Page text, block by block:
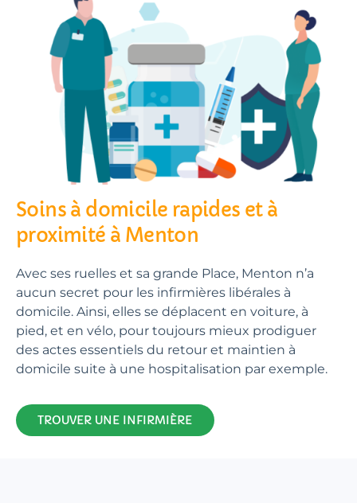
Soins à domicile rapides et à
proximité à Menton
Avec ses ruelles et sa grande Place, Menton n’a
aucun secret pour les infirmières libérales à
domicile. Ainsi, elles se déplacent en voiture, à
pied, et en vélo, pour toujours mieux prodiguer
des actes essentiels du retour et maintien à
domicile suite à une hospitalisation par exemple.
TROUVER UNE INFIRMIÈRE